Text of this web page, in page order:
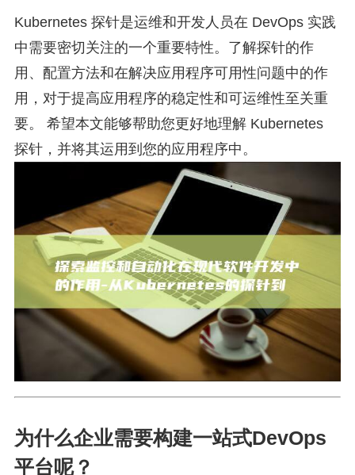
Kubernetes 探针是运维和开发人员在 DevOps 实践
中需要密切关注的一个重要特性。了解探针的作
用、配置方法和在解决应用程序可用性问题中的作
用，对于提高应用程序的稳定性和可运维性至关重
要。 希望本文能够帮助您更好地理解 Kubernetes
探针，并将其运用到您的应用程序中。
为什么企业需要构建一站式DevOps
平台呢？